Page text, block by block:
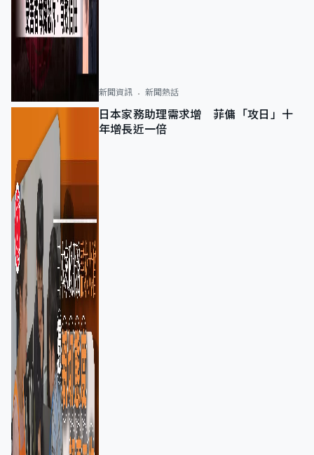
新聞資訊 新聞熱話
日本家務助理需求增 菲傭「攻日」十
年增長近一倍